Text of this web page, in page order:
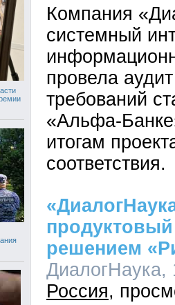
Компания
системный
провела
требований
«Альфа-
итогам
соответствия.
решением
ДиалогНаука,
Россия